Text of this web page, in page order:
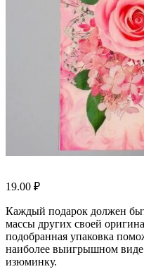
19.00 ₽
Каждый подарок должен
массы других своей
подобранная упаковка
наиболее выигрышном
изюминку.